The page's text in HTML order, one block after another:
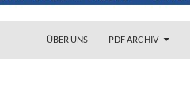
ÜBER UNS
PDF ARCHIV